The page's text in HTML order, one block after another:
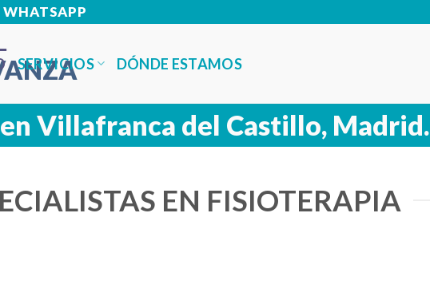
SERVICIOS DÓNDE ESTAMOS
Villafranca del Castillo, Madrid.
EN FISIOTERAPIA